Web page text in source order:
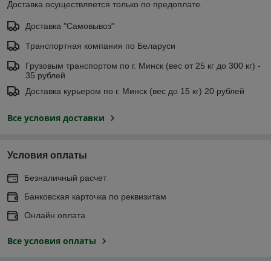
Доставка осуществляется только по предоплате.
Доставка "Самовывоз"
Транспортная компания по Беларуси
Грузовым транспортом по г. Минск (вес от 25 кг до 300 кг) -
35 рублей
Доставка курьером по г. Минск (вес до 15 кг) 20 рублей
Все условия доставки
Условия оплаты
Безналичный расчет
Банковская карточка по реквизитам
Онлайн оплата
Все условия оплаты